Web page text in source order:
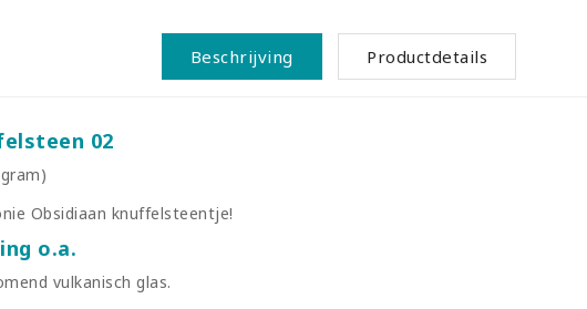
Beschrijving Productdetails
02
Obsidiaan knuffelsteentje!
o.a.
vulkanisch glas.